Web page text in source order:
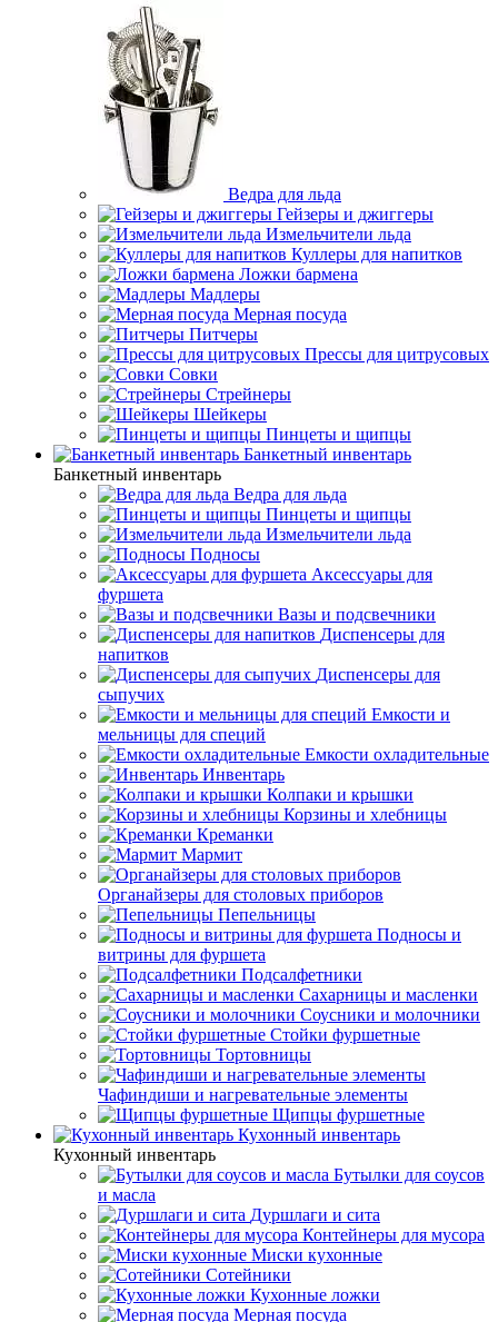
Ведра для льда
Гейзеры и джиггеры
Измельчители льда
Куллеры для напитков
Ложки бармена
Мадлеры
Мерная посуда
Питчеры
Прессы для цитрусовых
Совки
Стрейнеры
Шейкеры
Пинцеты и щипцы
Банкетный инвентарь
Банкетный инвентарь
Ведра для льда
Пинцеты и щипцы
Измельчители льда
Подносы
Аксессуары для
фуршета
Вазы и подсвечники
Диспенсеры для
напитков
Диспенсеры для
сыпучих
Емкости и
мельницы для специй
Емкости охладительные
Инвентарь
Колпаки и крышки
Корзины и хлебницы
Креманки
Мармит
Органайзеры для столовых приборов
Пепельницы
Подносы и
витрины для фуршета
Подсалфетники
Сахарницы и масленки
Соусники и молочники
Стойки фуршетные
Тортовницы
Чафиндиши и нагревательные элементы
Щипцы фуршетные
Кухонный инвентарь
Кухонный инвентарь
Бутылки для соусов
и масла
Дуршлаги и сита
Контейнеры для мусора
Миски кухонные
Сотейники
Кухонные ложки
Мерная посуда